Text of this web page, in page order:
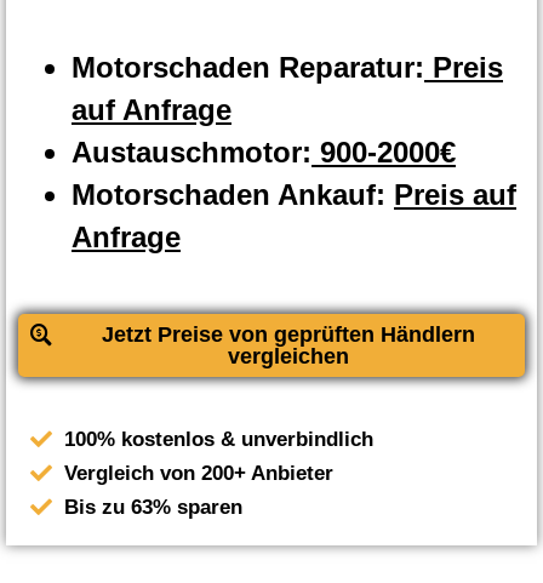
Motorschaden Reparatur: Preis
auf Anfrage
Austauschmotor: 900-2000€
Motorschaden Ankauf: Preis auf
Anfrage
Jetzt Preise von geprüften Händlern
vergleichen
100% kostenlos & unverbindlich
Vergleich von 200+ Anbieter
Bis zu 63% sparen